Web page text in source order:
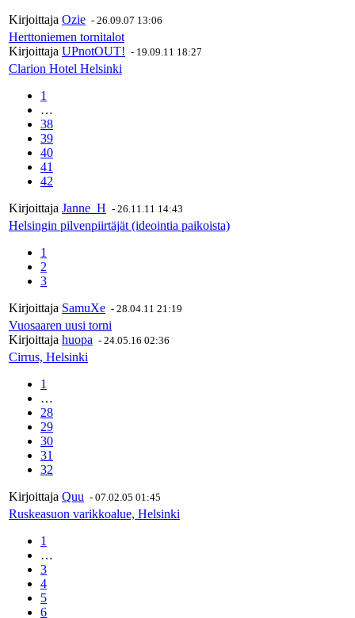
Kirjoittaja Ozie - 26.09.07 13:06
Herttoniemen tornitalot
Kirjoittaja UPnotOUT! - 19.09.11 18:27
Clarion Hotel Helsinki
1
…
38
39
40
41
42
Kirjoittaja Janne_H - 26.11.11 14:43
Helsingin pilvenpiirtäjät (ideointia paikoista)
1
2
3
Kirjoittaja SamuXe - 28.04.11 21:19
Vuosaaren uusi torni
Kirjoittaja huopa - 24.05.16 02:36
Cirrus, Helsinki
1
…
28
29
30
31
32
Kirjoittaja Quu - 07.02.05 01:45
Ruskeasuon varikkoalue, Helsinki
1
…
3
4
5
6